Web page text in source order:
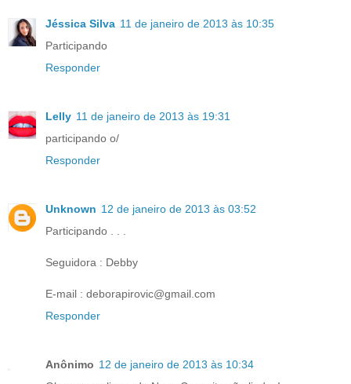
Jéssica Silva 11 de janeiro de 2013 às 10:35
Participando
Responder
Lelly 11 de janeiro de 2013 às 19:31
participando o/
Responder
Unknown 12 de janeiro de 2013 às 03:52
Participando . . .
Seguidora : Debby
E-mail : deborapirovic@gmail.com
Responder
Anônimo 12 de janeiro de 2013 às 10:34